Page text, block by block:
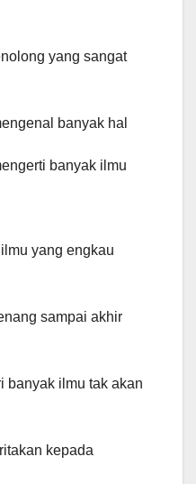
yang sangat
banyak hal
banyak ilmu
yang engkau
sampai akhir
banyak ilmu tak akan
kepada